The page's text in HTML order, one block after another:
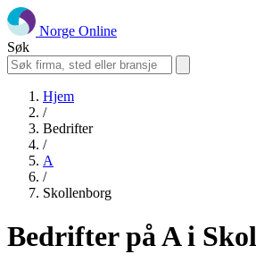
Norge Online
Søk
Hjem
/
Bedrifter
/
A
/
Skollenborg
Bedrifter på A i